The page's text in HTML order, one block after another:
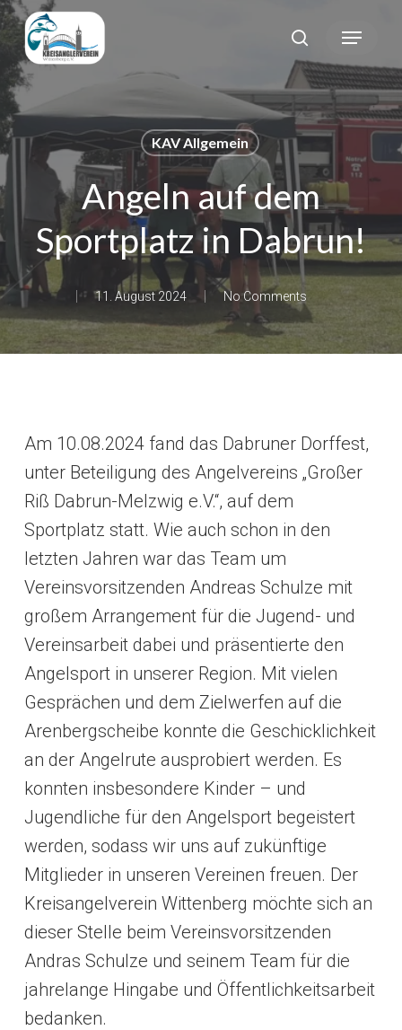
Skip
to
main
content
search
Menu
KAV Allgemein
Angeln auf dem
Sportplatz in Dabrun!
11. August 2024 No Comments
Am 10.08.2024 fand das Dabruner Dorffest,
unter Beteiligung des Angelvereins „Großer
Riß Dabrun-Melzwig e.V.“, auf dem
Sportplatz statt. Wie auch schon in den
letzten Jahren war das Team um
Vereinsvorsitzenden Andreas Schulze mit
großem Arrangement für die Jugend- und
Vereinsarbeit dabei und präsentierte den
Angelsport in unserer Region. Mit vielen
Gesprächen und dem Zielwerfen auf die
Arenbergscheibe konnte die Geschicklichkeit
an der Angelrute ausprobiert werden. Es
konnten insbesondere Kinder – und
Jugendliche für den Angelsport begeistert
werden, sodass wir uns auf zukünftige
Mitglieder in unseren Vereinen freuen. Der
Kreisangelverein Wittenberg möchte sich an
dieser Stelle beim Vereinsvorsitzenden
Andras Schulze und seinem Team für die
jahrelange Hingabe und Öffentlichkeitsarbeit
bedanken.